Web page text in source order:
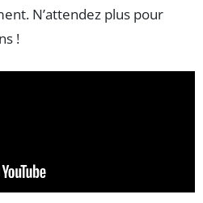
N’attendez plus pour
!